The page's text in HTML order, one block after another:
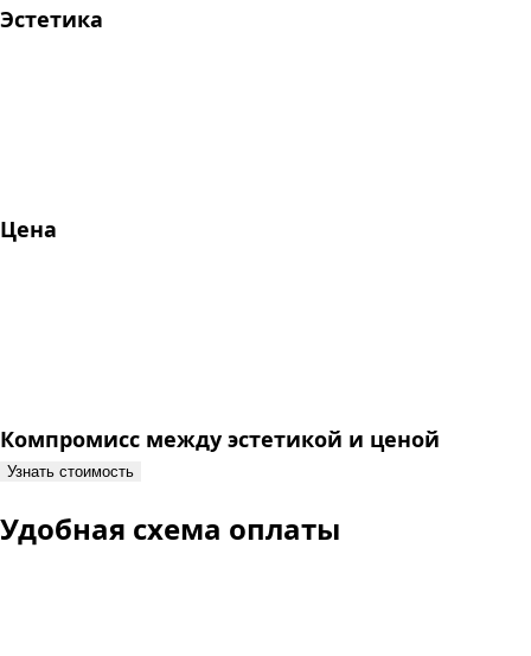
Эстетика
Цена
Компромисс между эстетикой и ценой
Узнать стоимость
Удобная схема оплаты